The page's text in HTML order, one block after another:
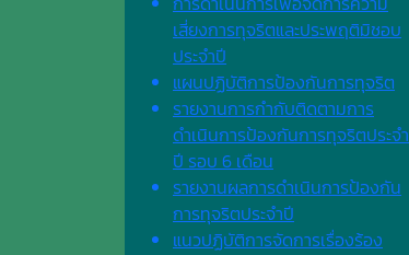
เสี่ยงการทุจริตและประพฤติมิชอบ
ประจำปี
แผนปฏิบัติการป้องกันการทุจริต
รายงานการกำกับติดตามการ
ดำเนินการป้องกันการทุจริตประจำ
ปี รอบ 6 เดือน
รายงานผลการดำเนินการป้องกัน
การทุจริตประจำปี
แนวปฏิบัติการจัดการเรื่องร้อง